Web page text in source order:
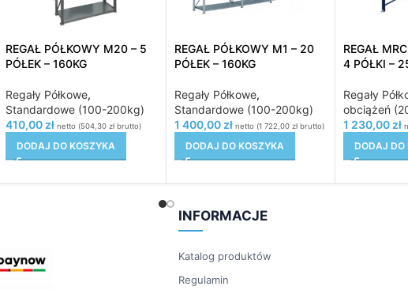
REGAŁ PÓŁKOWY M20 – 5
PÓŁEK – 160KG
Regały Półkowe,
Standardowe (100-200kg)
410,00 zł netto (504,30zł brutto)
DODAJ DO KOSZYKA
REGAŁ PÓŁKOWY M1 – 20
PÓŁEK – 160KG
Regały Półkowe,
Standardowe (100-200kg)
1 400,00 zł netto (1 722,00 złbrutto)
DODAJ DO KOSZYKA
REGAŁ
4 PÓŁKI –
Regały
obciążeń
1 230,00 zł
DODAJ DO
INFORMACJE
Katalog produktów
Regulamin